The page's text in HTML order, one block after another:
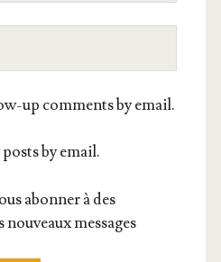
up comments by email.
by email.
abonner à des
messages